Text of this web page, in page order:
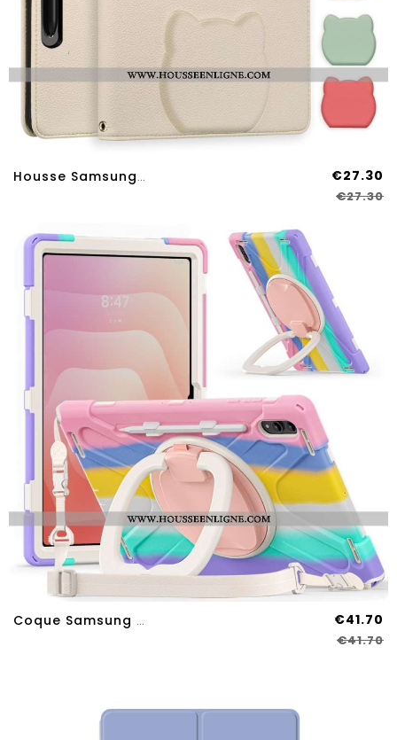
Housse Samsung Galaxy Tab S11 Ultra Chat €27.30
€27.30
Coque Samsung Galaxy Tab S11 Ultra Robuste Avec Bandoulière €41.70
€41.70